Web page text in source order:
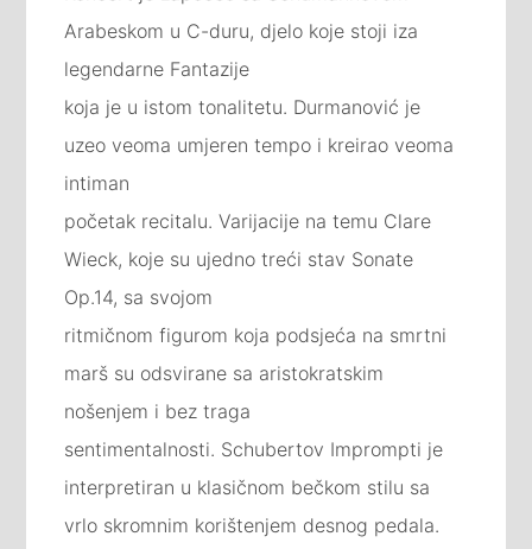
Arabeskom u C-duru, djelo koje stoji iza
legendarne Fantazije
koja je u istom tonalitetu. Durmanović je
uzeo veoma umjeren tempo i kreirao veoma
intiman
početak recitalu. Varijacije na temu Clare
Wieck, koje su ujedno treći stav Sonate
Op.14, sa svojom
ritmičnom figurom koja podsjeća na smrtni
marš su odsvirane sa aristokratskim
nošenjem i bez traga
sentimentalnosti. Schubertov Imprompti je
interpretiran u klasičnom bečkom stilu sa
vrlo skromnim korištenjem desnog pedala.